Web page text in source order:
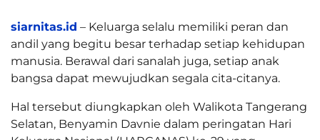
siarnitas.id – Keluarga selalu memiliki peran dan
andil yang begitu besar terhadap setiap kehidupan
manusia. Berawal dari sanalah juga, setiap anak
bangsa dapat mewujudkan segala cita-citanya.
Hal tersebut diungkapkan oleh Walikota Tangerang
Selatan, Benyamin Davnie dalam peringatan Hari